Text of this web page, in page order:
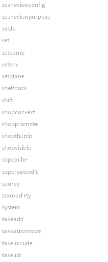
sceneviewconfig
sceneviewpurpose
seqls
set
setcomp
setenv
setplane
shelfdock
shift
shopconvert
shoppromote
shopthumb
shopvisible
sopcache
sopcreateedit
source
stampdirty
system
takeadd
takeautomode
takeinclude
takelist